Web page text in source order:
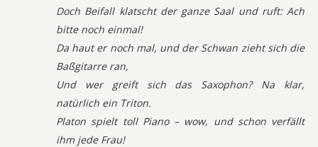
Doch Beifall klatscht der ganze Saal und ruft: Ach
bitte noch einmal!
Da haut er noch mal, und der Schwan zieht sich die
Baßgitarre ran,
Und wer greift sich das Saxophon? Na klar,
natürlich ein Triton.
Platon spielt toll Piano – wow, und schon verfällt
ihm jede Frau!